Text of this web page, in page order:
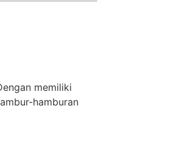
memiliki
hamburan